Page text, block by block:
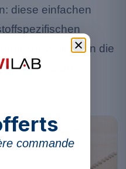
diese einfachen
vervielfachen die
die Dosis zu
commande